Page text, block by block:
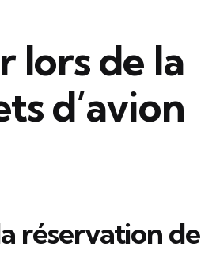
lors de la
d’avion
réservation de